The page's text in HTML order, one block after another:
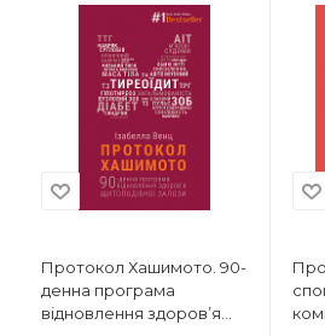
Протокол Хашимото. 90-
денна програма
відновлення здоров’я